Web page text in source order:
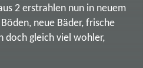
2 erstrahlen nun in neuem
neue Bäder, frische
doch gleich viel wohler,